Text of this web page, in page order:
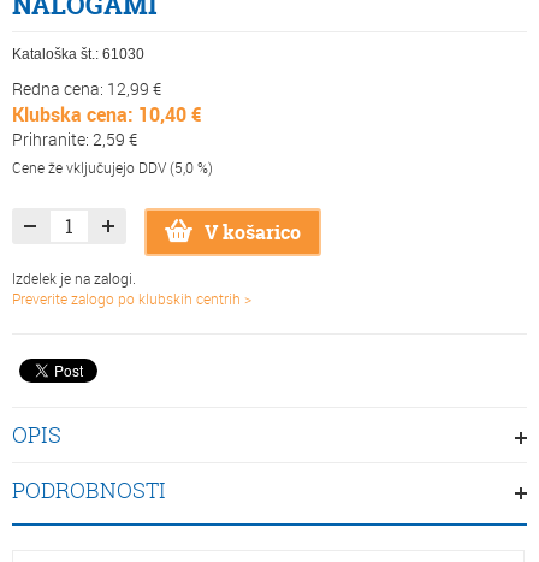
Kataloška št.: 61030
Redna cena: 12,99 €
Klubska cena: 10,40 €
Prihranite: 2,59 €
Cene že vključujejo DDV (5,0 %)
V košarico
Izdelek je na zalogi.
Preverite zalogo po klubskih centrih >
OPIS
PODROBNOSTI